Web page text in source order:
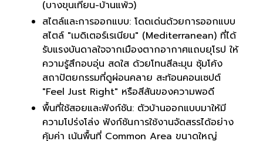
(บางขุนเทียน-บ้านแพ้ว)
สไตล์และการออกแบบ: โดดเด่นด้วยการออกแบบ
สไตล์ "เมดิเตอร์เรเนียน" (Mediterranean) ที่ได้
รับแรงบันดาลใจจากเมืองตากอากาศแถบยุโรป ให้
ความรู้สึกอบอุ่น สดใส ด้วยโทนสีละมุน ซุ้มโค้ง
สถาปัตยกรรมที่ดูผ่อนคลาย สะท้อนคอนเซปต์
"Feel Just Right" หรือสีสันของความพอดี
พื้นที่ใช้สอยและฟังก์ชัน: ตัวบ้านออกแบบมาให้มี
ความโปร่งโล่ง ฟังก์ชันการใช้งานจัดสรรได้อย่าง
คุ้มค่า เน้นพื้นที่ Common Area ขนาดใหญ่